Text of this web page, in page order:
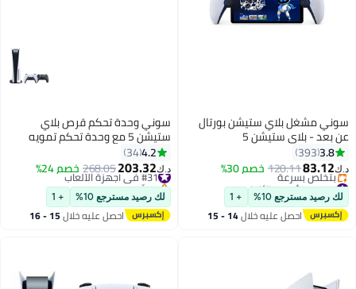
سوني مشغل بلاي ستيشن بورتال
عن بعد - بلاي ستيشن 5
3.8
393
د.ك‏83.12
120.11خصم 30%
#37 في أجهزة الألعاب
أقل سعر في 7 يوم
بتخلّص بسرعة
#37 في أجهزة الألعاب
لك رصيد مسترجع 10% + 1
احصل عليه خلال 14 - 15
سوني وحدة تحكم قرص بلاي
ستيشن 5 مع وحدة تحكم تمويه
إضافية
4.2
34
د.ك‏203.32
268.05خصم 24% #31 في أجهزة الألعاب
بتخلّص بسرعة
#31 في أجهزة الألعاب
لك رصيد مسترجع 10% + 1
احصل عليه خلال 15 - 16